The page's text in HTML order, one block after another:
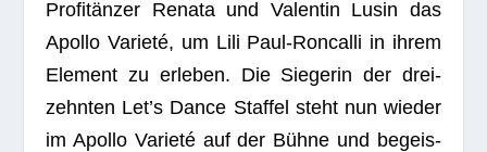
Profitänzer Renata und Valen­tin Lusin das
Apollo Varieté, um Lili Paul-Ron­calli in ihrem
Ele­ment zu erle­ben. Die Sie­ge­rin der drei­
zehn­ten Let’s Dance Staf­fel steht nun wie­der
im Apollo Varieté auf der Bühne und begeis­